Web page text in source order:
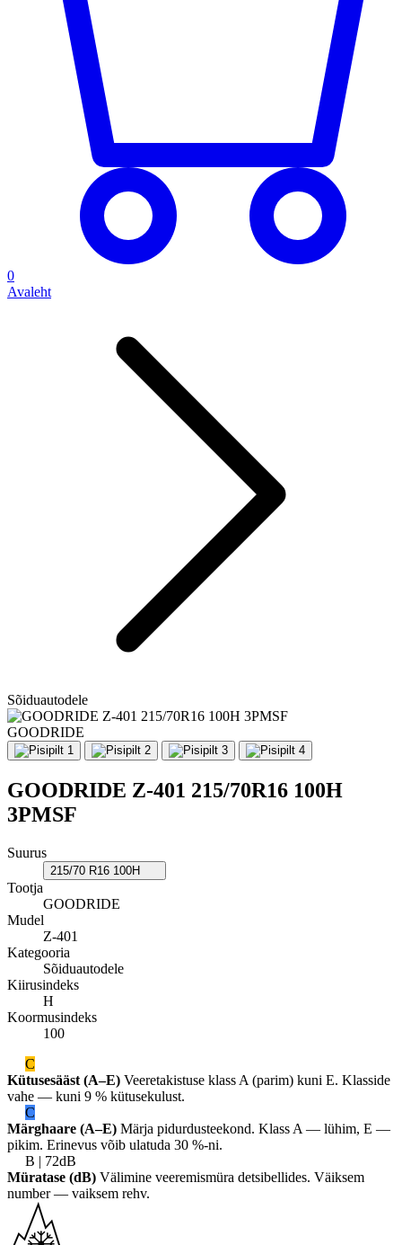
0
Avaleht
Sõiduautodele
GOODRIDE
GOODRIDE Z-401 215/70R16 100H
3PMSF
Suurus
215/70 R16 100H
Tootja
GOODRIDE
Mudel
Z-401
Kategooria
Sõiduautodele
Kiirusindeks
H
Koormusindeks
100
C
Kütusesääst (A–E) Veeretakistuse klass A (parim) kuni E. Klasside
vahe — kuni 9 % kütusekulust.
C
Märghaare (A–E) Märja pidurdusteekond. Klass A — lühim, E —
pikim. Erinevus võib ulatuda 30 %-ni.
B | 72dB
Müratase (dB) Välimine veeremismüra detsibellides. Väiksem
number — vaiksem rehv.